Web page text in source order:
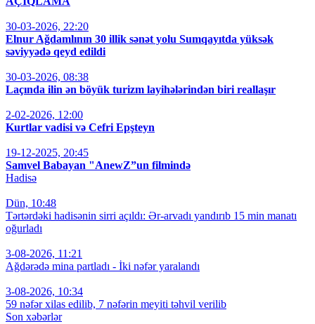
30-03-2026, 22:20
Elnur Ağdamlının 30 illik sənət yolu Sumqayıtda yüksək
səviyyədə qeyd edildi
30-03-2026, 08:38
Laçında ilin ən böyük turizm layihələrindən biri reallaşır
2-02-2026, 12:00
Kurtlar vadisi və Cefri Epşteyn
19-12-2025, 20:45
Samvel Babayan "AnewZ”un filmində
Hadisə
Dün, 10:48
Tərtərdəki hadisənin sirri açıldı: Ər-arvadı yandırıb 15 min manatı
oğurladı
3-08-2026, 11:21
Ağdərədə mina partladı - İki nəfər yaralandı
3-08-2026, 10:34
59 nəfər xilas edilib, 7 nəfərin meyiti təhvil verilib
Son xəbərlər